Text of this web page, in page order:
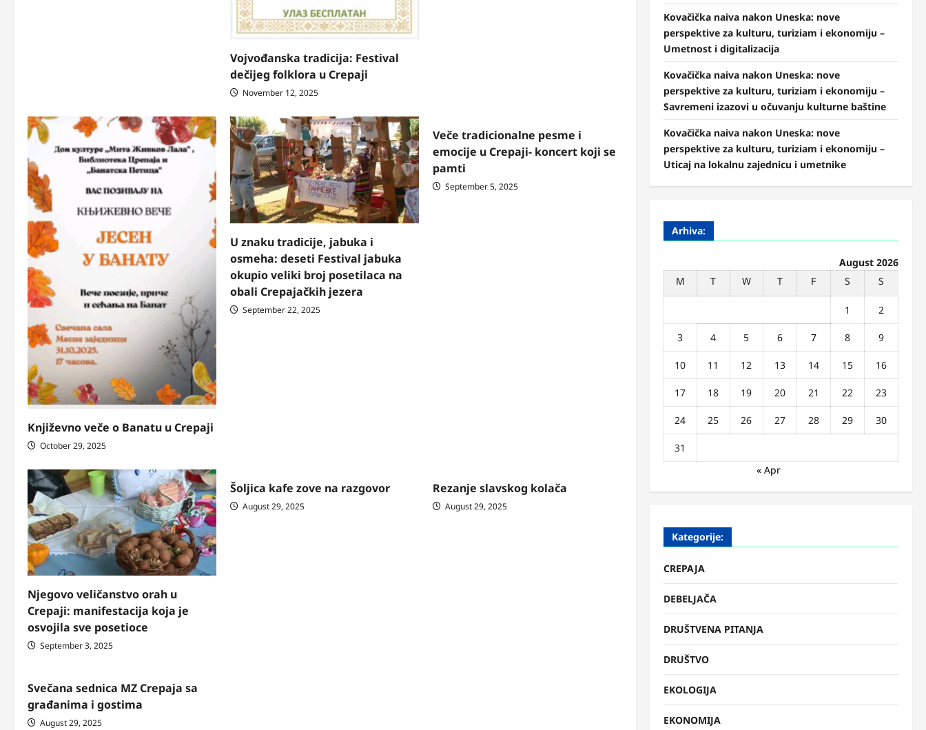
Vojvođanska tradicija: Festival
dečijeg folklora u Crepaji
November 12, 2025
Književno veče o Banatu u Crepaji
October 29, 2025
U znaku tradicije, jabuka i
osmeha: deseti Festival jabuka
okupio veliki broj posetilaca na
obali Crepajačkih jezera
September 22, 2025
Veče tradicionalne pesme i
emocije u Crepaji- koncert koji se
pamti
September 5, 2025
Njegovo veličanstvo orah u
Crepaji: manifestacija koja je
osvojila sve posetioce
September 3, 2025
Šoljica kafe zove na razgovor
August 29, 2025
Rezanje slavskog kolača
August 29, 2025
Svečana sednica MZ Crepaja sa
građanima i gostima
August 29, 2025
Kovačička naiva nakon Uneska: nove
perspektive za kulturu, turiziam i ekonomiju –
Umetnost i digitalizacija
Kovačička naiva nakon Uneska: nove
perspektive za kulturu, turiziam i ekonomiju –
Savremeni izazovi u očuvanju kulturne baštine
Kovačička naiva nakon Uneska: nove
perspektive za kulturu, turiziam i ekonomiju –
Uticaj na lokalnu zajednicu i umetnike
Arhiva:
August 2026
M
T W T F S S
1 2
3 4 5 6 7 8 9
10 11 12 13 14 15 16
17 18 19 20 21 22 23
24 25 26 27 28 29 30
31
« Apr
Kategorije:
CREPAJA
DEBELJAČA
DRUŠTVENA PITANJA
DRUŠTVO
EKOLOGIJA
EKONOMIJA